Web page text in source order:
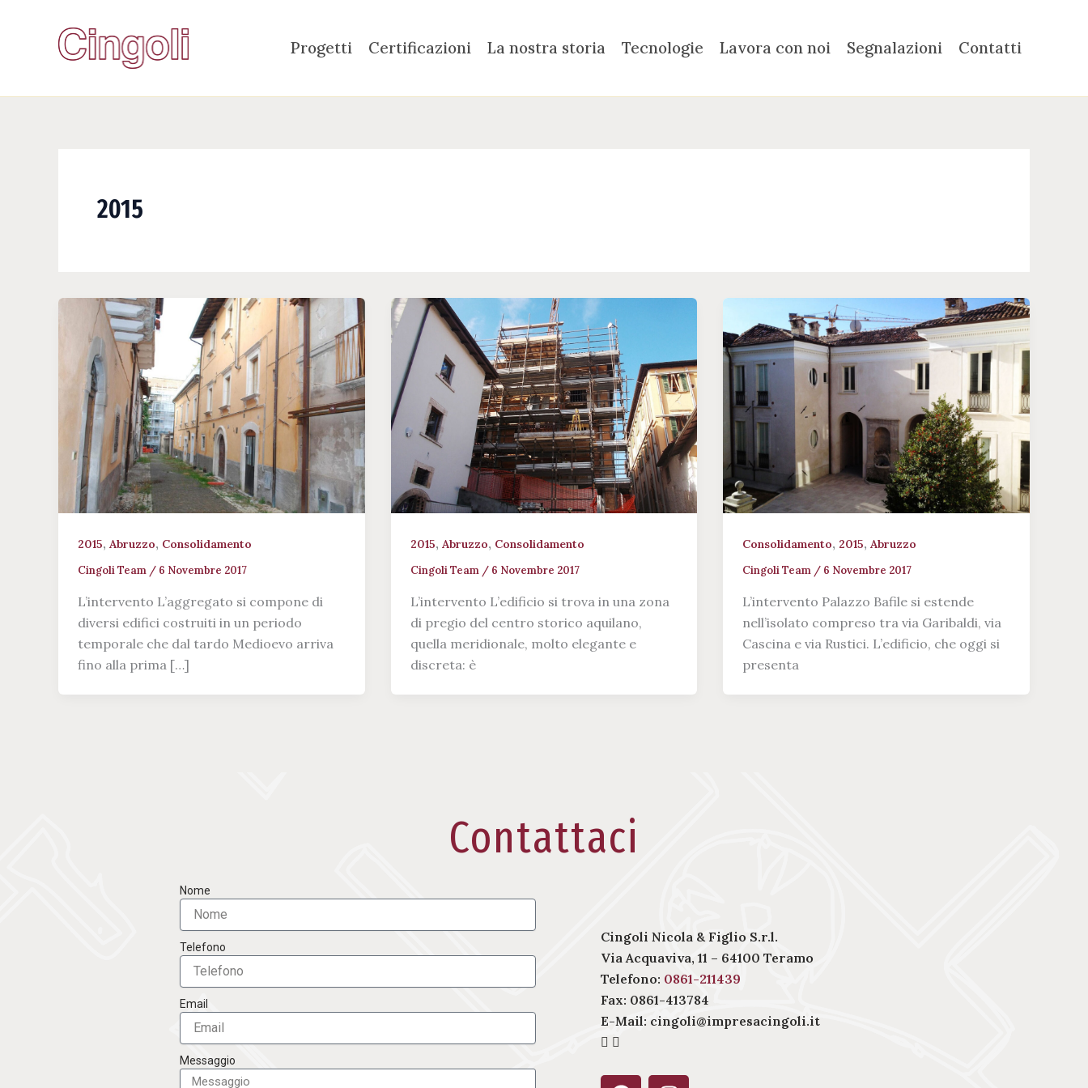
contenuto
Progetti Certificazioni La nostra storia Tecnologie Lavora con noi Segnalazioni Contatti
2015
2015, Abruzzo, Consolidamento
Cingoli Team / 6 Novembre 2017
L’intervento L’aggregato si compone di
diversi edifici costruiti in un periodo
temporale che dal tardo Medioevo arriva
fino alla prima […]
2015, Abruzzo, Consolidamento
Cingoli Team / 6 Novembre 2017
L’intervento L’edificio si trova in una zona
di pregio del centro storico aquilano,
quella meridionale, molto elegante e
discreta: è
Consolidamento, 2015,Abruzzo
Cingoli Team / 6 Novembre 2017
L’intervento Palazzo Bafile si estende
nell’isolato compreso tra via Garibaldi, via
Cascina e via Rustici. L’edificio, che oggi si
presenta
Contattaci
Nome
Telefono
Email
Messaggio
Cingoli Nicola & Figlio S.r.l.
Via Acquaviva, 11 – 64100 Teramo
Telefono: 0861-211439
Fax: 0861-413784
E-Mail: cingoli@impresacingoli.it